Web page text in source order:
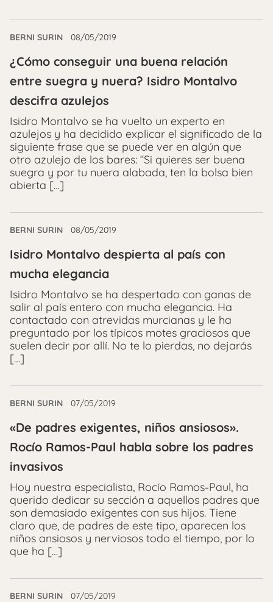
BERNI SURIN 08/05/2019
¿Cómo conseguir una buena relación
entre suegra y nuera? Isidro Montalvo
descifra azulejos
Isidro Montalvo se ha vuelto un experto en
azulejos y ha decidido explicar el significado de la
siguiente frase que se puede ver en algún que
otro azulejo de los bares: “Si quieres ser buena
suegra y por tu nuera alabada, ten la bolsa bien
abierta […]
BERNI SURIN 08/05/2019
Isidro Montalvo despierta al país con
mucha elegancia
Isidro Montalvo se ha despertado con ganas de
salir al país entero con mucha elegancia. Ha
contactado con atrevidas murcianas y le ha
preguntado por los típicos motes graciosos que
suelen decir por allí. No te lo pierdas, no dejarás
[…]
BERNI SURIN 07/05/2019
«De padres exigentes, niños ansiosos».
Rocío Ramos-Paul habla sobre los padres
invasivos
Hoy nuestra especialista, Rocío Ramos-Paul, ha
querido dedicar su sección a aquellos padres que
son demasiado exigentes con sus hijos. Tiene
claro que, de padres de este tipo, aparecen los
niños ansiosos y nerviosos todo el tiempo, por lo
que ha […]
BERNI SURIN 07/05/2019